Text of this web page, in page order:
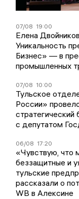
07/08 19:00
Елена
Уникальность
Бизнес» — в
промышленных
07/08 10:00
Тульское
России»
стратегический
с депутатом
06/08 17:20
«Чувствую, что
беззащитные и
тульские
рассказали о
WB в Алексине